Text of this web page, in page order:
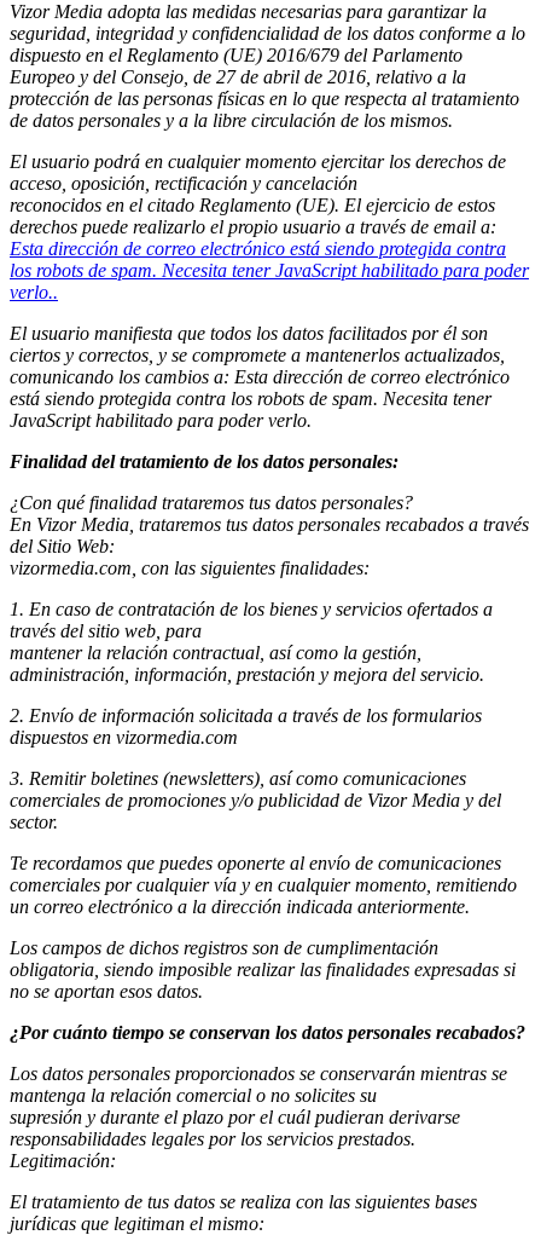
Vizor Media adopta las medidas necesarias para garantizar la
seguridad, integridad y confidencialidad de los datos conforme a lo
dispuesto en el Reglamento (UE) 2016/679 del Parlamento
Europeo y del Consejo, de 27 de abril de 2016, relativo a la
protección de las personas físicas en lo que respecta al tratamiento
de datos personales y a la libre circulación de los mismos.
El usuario podrá en cualquier momento ejercitar los derechos de
acceso, oposición, rectificación y cancelación
reconocidos en el citado Reglamento (UE). El ejercicio de estos
derechos puede realizarlo el propio usuario a través de email a:
Esta dirección de correo electrónico está siendo protegida contra
los robots de spam. Necesita tener JavaScript habilitado para poder
verlo..
El usuario manifiesta que todos los datos facilitados por él son
ciertos y correctos, y se compromete a mantenerlos actualizados,
comunicando los cambios a: Esta dirección de correo electrónico
está siendo protegida contra los robots de spam. Necesita tener
JavaScript habilitado para poder verlo.
Finalidad del tratamiento de los datos personales:
¿Con qué finalidad trataremos tus datos personales?
En Vizor Media, trataremos tus datos personales recabados a través
del Sitio Web:
vizormedia.com, con las siguientes finalidades:
1. En caso de contratación de los bienes y servicios ofertados a
través del sitio web, para
mantener la relación contractual, así como la gestión,
administración, información, prestación y mejora del servicio.
2. Envío de información solicitada a través de los formularios
dispuestos en vizormedia.com
3. Remitir boletines (newsletters), así como comunicaciones
comerciales de promociones y/o publicidad de Vizor Media y del
sector.
Te recordamos que puedes oponerte al envío de comunicaciones
comerciales por cualquier vía y en cualquier momento, remitiendo
un correo electrónico a la dirección indicada anteriormente.
Los campos de dichos registros son de cumplimentación
obligatoria, siendo imposible realizar las finalidades expresadas si
no se aportan esos datos.
¿Por cuánto tiempo se conservan los datos personales recabados?
Los datos personales proporcionados se conservarán mientras se
mantenga la relación comercial o no solicites su
supresión y durante el plazo por el cuál pudieran derivarse
responsabilidades legales por los servicios prestados.
Legitimación:
El tratamiento de tus datos se realiza con las siguientes bases
jurídicas que legitiman el mismo: